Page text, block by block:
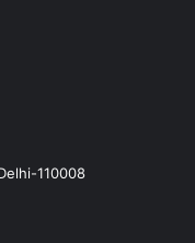
110008